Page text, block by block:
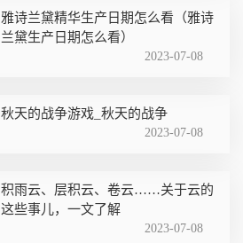
雅诗兰黛精华生产日期怎么看（雅诗
兰黛生产日期怎么看）
2023-07-08
秋天的战争游戏_秋天的战争
2023-07-08
积雨云、层积云、卷云……关于云的
这些事儿，一文了解
2023-07-08